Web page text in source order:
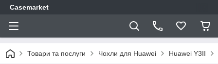
Casemarket
Товари та послуги Чохли для Huawei Huawei Y3II